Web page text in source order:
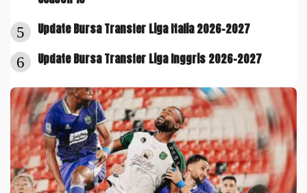
5 Update Bursa Transfer Liga Italia 2026-2027
6 Update Bursa Transfer Liga Inggris 2026-2027